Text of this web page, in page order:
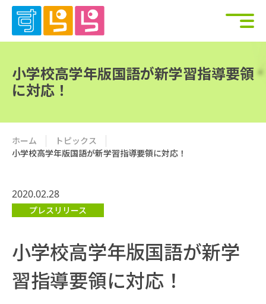
小学校高学年版国語が新学習指導要領
に対応！
ホーム
トピックス
小学校高学年版国語が新学習指導要領に対応！
2020.02.28
プレスリリース
小学校高学年版国語が新学
習指導要領に対応！